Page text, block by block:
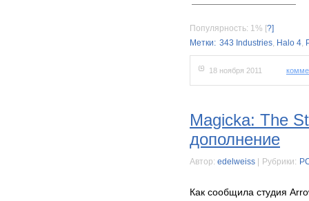
Популярность: 1% [?]
Метки: 343 Industries, Halo 4,
18 ноября 2011
Magicka: The
дополнение
Автор: edelweiss Рубрики:
Как сообщила студия